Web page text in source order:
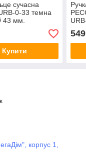
сучасна
0-33 темна
43 мм.
Купити
549
корпус 1,